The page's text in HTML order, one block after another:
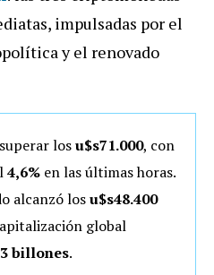
impulsadas por el
y el renovado
losu$s71.000, con
4,6% en las últimas horas.
alcanzó losu$s48.400
global
billones.